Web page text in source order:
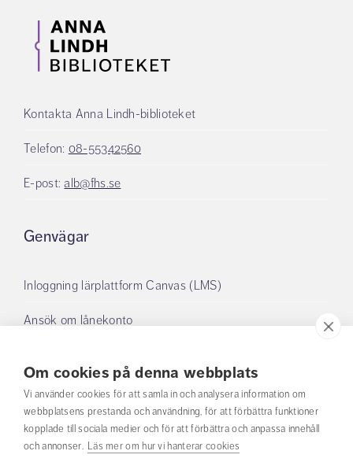
Om cookies på denna webbplats
Vi använder cookies för att samla in och analysera information om
webbplatsens prestanda och användning, för att förbättra funktioner
kopplade till sociala medier och för att förbättra och anpassa innehåll
och annonser. Läs mer om hur vi hanterar cookies
Kontakta Anna Lindh-biblioteket
Telefon: 08-55342560
E-post: alb@fhs.se
Genvägar
Inloggning lärplattform Canvas (LMS)
Ansök om lånekonto
Mina lån
Om oss